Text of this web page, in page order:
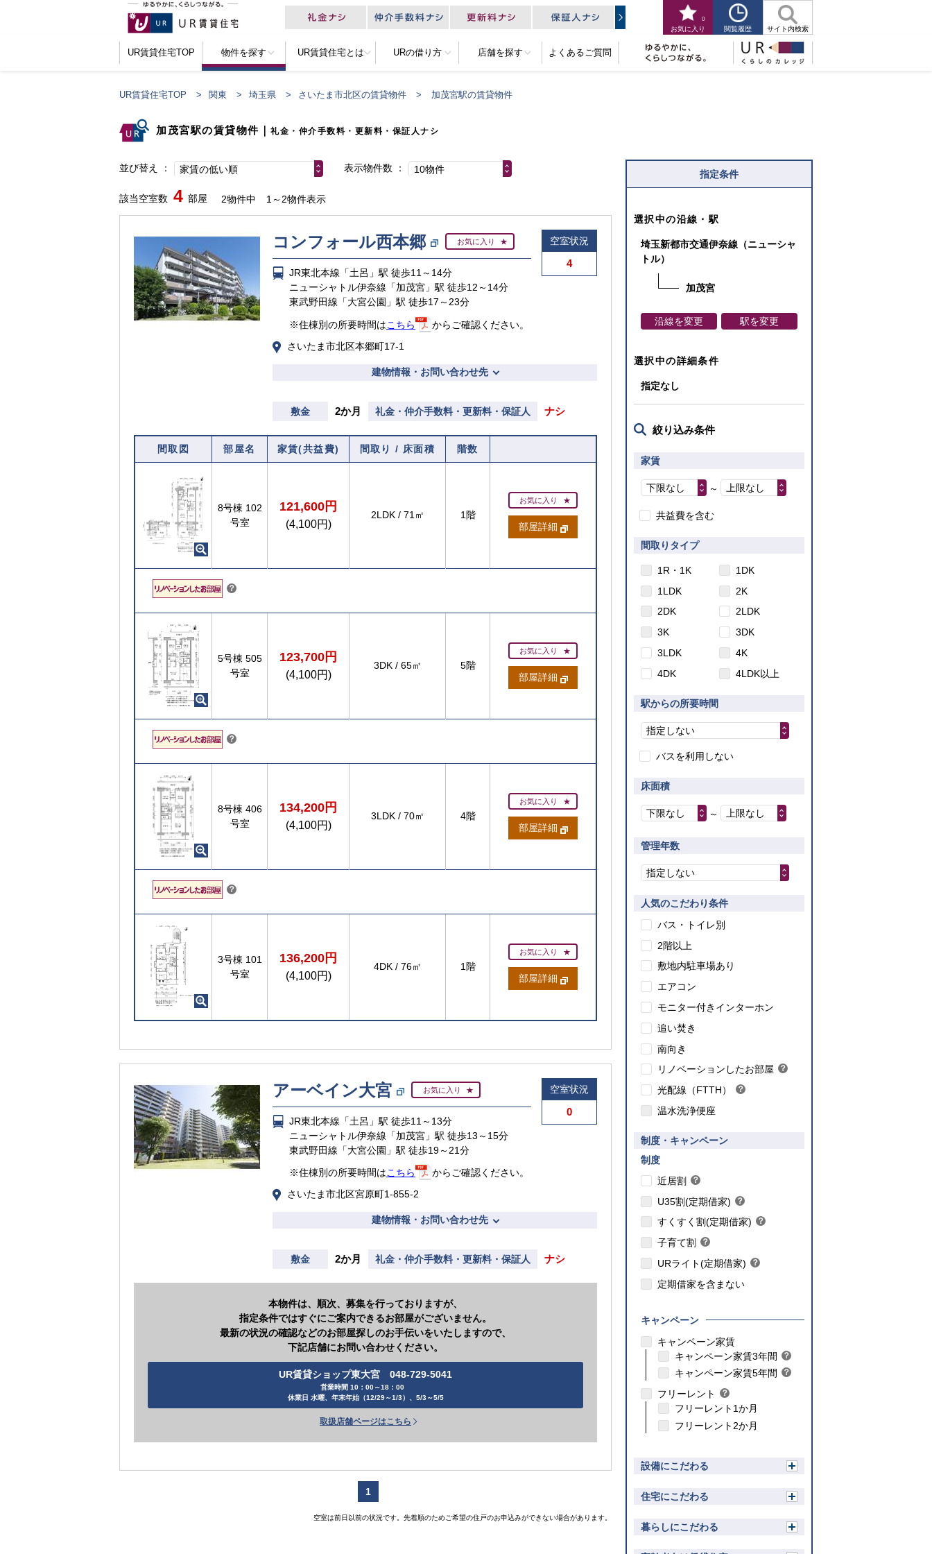
お気に入り
0
閲覧履歴 サイト内検索
UR賃貸住宅TOP 物件を探す UR賃貸住宅とは URの借り方 店舗を探す よくあるご質問
UR賃貸住宅TOP 関東 埼玉県 さいたま市北区の賃貸物件 加茂宮駅の賃貸物件
加茂宮駅の賃貸物件 ｜礼金・仲介手数料・更新料・保証人ナシ
並び替え 家賃の低い順 表示物件数 10物件
該当空室数 4 部屋 2物件中 1～2物件表示
コンフォール西本郷 お気に入り
JR東北本線「土呂」駅 徒歩11～14分
ニューシャトル伊奈線「加茂宮」駅 徒歩12～14分
東武野田線「大宮公園」駅 徒歩17～23分
※住棟別の所要時間はこちら
からご確認ください。
さいたま市北区本郷町17-1
空室状況
4
建物情報・お問い合わせ先
敷金 2か月 礼金・仲介手数料・更新料・保証人 ナシ
間取図 部屋名 家賃(共益費) 間取り / 床面積 階数
8号棟 102
号室
121,600円
(4,100円)
2LDK / 71㎡ 1階
お気に入り
部屋詳細
？
こちら
5号棟 505
号室
123,700円
(4,100円)
3DK / 65㎡ 5階
お気に入り
部屋詳細
？
こちら
8号棟 406
号室
134,200円
(4,100円)
3LDK / 70㎡ 4階
お気に入り
部屋詳細
？
こちら
3号棟 101
号室
136,200円
(4,100円)
4DK / 76㎡ 1階
お気に入り
部屋詳細
アーベイン大宮 お気に入り
JR東北本線「土呂」駅 徒歩11～13分
ニューシャトル伊奈線「加茂宮」駅 徒歩13～15分
東武野田線「大宮公園」駅 徒歩19～21分
※住棟別の所要時間はこちら
からご確認ください。
さいたま市北区宮原町1-855-2
空室状況
0
建物情報・お問い合わせ先
敷金 2か月 礼金・仲介手数料・更新料・保証人 ナシ
本物件は、順次、募集を行っておりますが、
指定条件ではすぐにご案内できるお部屋がございません。
最新の状況の確認などのお部屋探しのお手伝いをいたしますので、
下記店舗にお問い合わせください。
UR賃貸ショップ東大宮 048-729-5041
営業時間 10：00～18：00
休業日 水曜、年末年始（12/29～1/3）、5/3～5/5
取扱店舗ページはこちら
1
空室は前日以前の状況です。先着順のためご希望の住戸のお申込みができない場合があります。
指定条件
選択中の沿線・駅
埼玉新都市交通伊奈線（ニューシャ
トル）
加茂宮
沿線を変更 駅を変更
選択中の詳細条件
指定なし
絞り込み条件
家賃
下限なし ～ 上限なし
共益費を含む
間取りタイプ
1R・1K
1DK
1LDK
2K
2DK
2LDK
3K
3DK
3LDK
4K
4DK
4LDK以上
駅からの所要時間
指定しない
バスを利用しない
床面積
下限なし ～ 上限なし
管理年数
指定しない
人気のこだわり条件
バス・トイレ別
2階以上
敷地内駐車場あり
エアコン
モニター付きインターホン
追い焚き
南向き
リノベーションしたお部屋 ？
光配線（FTTH） ？
賃貸住宅のインターネット対応について
温水洗浄便座
制度・キャンペーン
制度
近居割
？
ン
ト
こちら
U35割(定期借家) ？
ン
【ご入居要件あり】35歳以下の方限定
こちら
すくすく割(定期借家) ？
ト
【ご入居要件あり】満18歳未満のお子様を
扶養、もしくはご妊娠されている方限定
こちら
子育て割 ？
ン
ト
【ご入居要件あり】子育て世帯や新婚世帯
こちら
URライト(定期借家) ？
こちら
定期借家を含まない
キャンペーン
キャンペーン家賃
キャンペーン家賃3年間 ？
ヒ
キャンペーン家賃5年間 ？
こちら
フリーレント ？
ヒ
ト
こちら
フリーレント1か月
フリーレント2か月
設備にこだわる
く住宅にこだわる
く暮らしにこだわる